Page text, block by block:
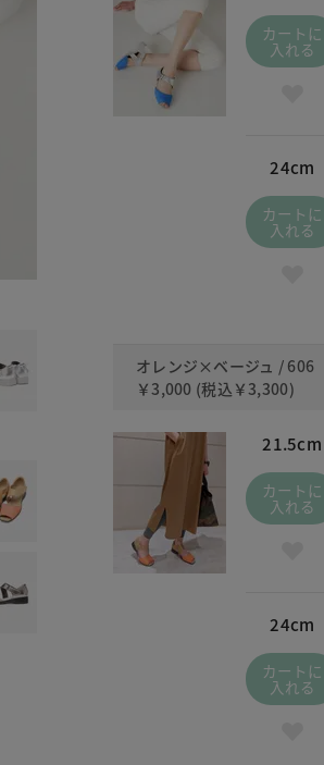
カートに
入れる
24cm
カートに
入れる
オレンジ×ベージュ / 606
￥3,000 (税込 ￥3,300)
21.5cm
カートに
入れる
24cm
カートに
入れる